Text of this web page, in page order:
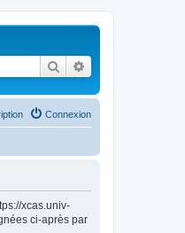
Rechercher
Connexion
xcas.univ-
ci-après par